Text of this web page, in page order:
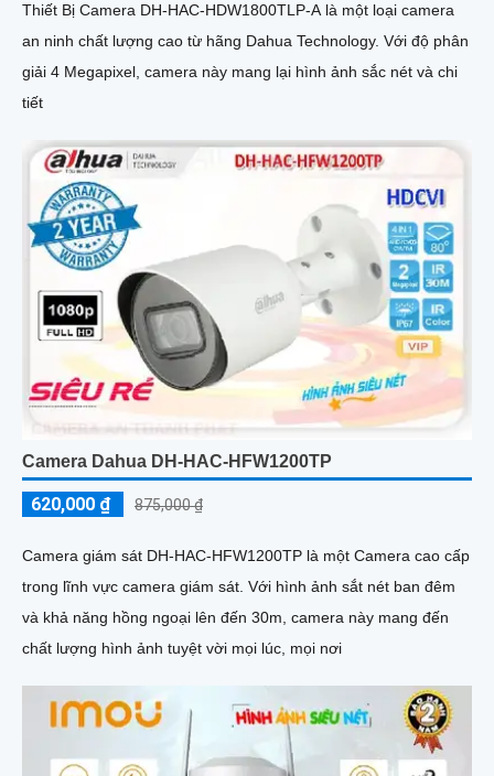
Thiết Bị Camera DH-HAC-HDW1800TLP-A là một loại camera
an ninh chất lượng cao từ hãng Dahua Technology. Với độ phân
giải 4 Megapixel, camera này mang lại hình ảnh sắc nét và chi
tiết
Camera Dahua DH-HAC-HFW1200TP
620,000 ₫ 875,000 ₫
Camera giám sát DH-HAC-HFW1200TP là một Camera cao cấp
trong lĩnh vực camera giám sát. Với hình ảnh sắt nét ban đêm
và khả năng hồng ngoại lên đến 30m, camera này mang đến
chất lượng hình ảnh tuyệt vời mọi lúc, mọi nơi